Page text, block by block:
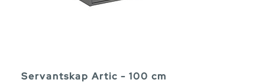
Servantskap Artic - 100 cm